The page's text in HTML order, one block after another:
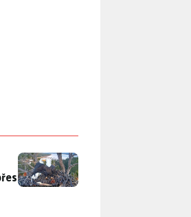
Šéf OpenAI poslal přes 100